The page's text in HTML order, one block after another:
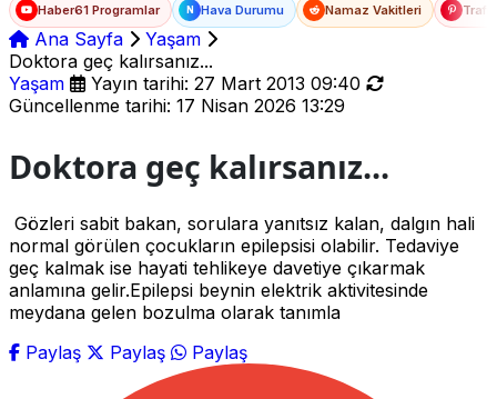
Haber61 Programlar N Hava Durumu Namaz Vakitleri
Ana Sayfa
Yaşam
Doktora geç kalırsanız...
Yaşam
Yayın tarihi: 27 Mart 2013 09:40
Güncellenme tarihi: 17 Nisan 2026 13:29
Doktora geç kalırsanız...
Gözleri sabit bakan, sorulara yanıtsız kalan, dalgın hali
normal görülen çocukların epilepsisi olabilir. Tedaviye
geç kalmak ise hayati tehlikeye davetiye çıkarmak
anlamına gelir.Epilepsi beynin elektrik aktivitesinde
meydana gelen bozulma olarak tanımla
Paylaş
Paylaş Paylaş